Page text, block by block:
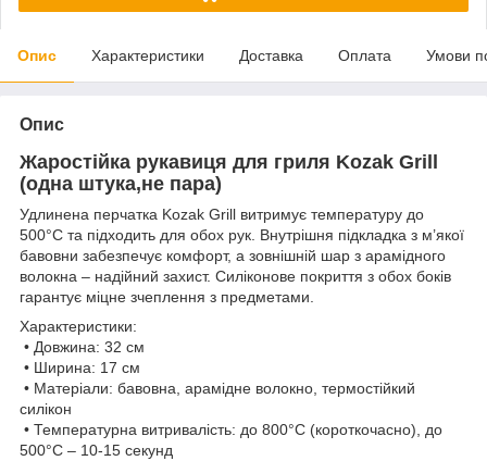
Опис Характеристики Доставка Оплата Умови
Опис
Жаростійка рукавиця для гриля Kozak Grill
(одна штука,не пара)
Удлинена перчатка Kozak Grill витримує температуру до
500°C та підходить для обох рук. Внутрішня підкладка з м’якої
бавовни забезпечує комфорт, а зовнішній шар з арамідного
волокна – надійний захист. Силіконове покриття з обох боків
гарантує міцне зчеплення з предметами.
Характеристики:
• Довжина: 32 см
• Ширина: 17 см
• Матеріали: бавовна, арамідне волокно, термостійкий
силікон
• Температурна витривалість: до 800°C (короткочасно), до
500°C – 10-15 секунд